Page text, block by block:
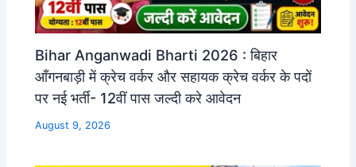
Bihar Anganwadi Bharti 2026 : बिहार
आँगनबाड़ी में क्रेच वर्कर और सहायक क्रेच वर्कर के पदों
पर नई भर्ती- 12वीं पास जल्दी करे आवेदन
August 9, 2026